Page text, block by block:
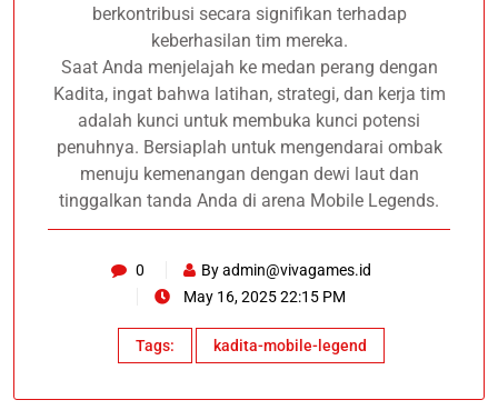
berkontribusi secara signifikan terhadap
keberhasilan tim mereka.
Saat Anda menjelajah ke medan perang dengan
Kadita, ingat bahwa latihan, strategi, dan kerja tim
adalah kunci untuk membuka kunci potensi
penuhnya. Bersiaplah untuk mengendarai ombak
menuju kemenangan dengan dewi laut dan
tinggalkan tanda Anda di arena Mobile Legends.
0 Byadmin@vivagames.id
May 16, 2025 22:15 PM
Tags: kadita-mobile-legend